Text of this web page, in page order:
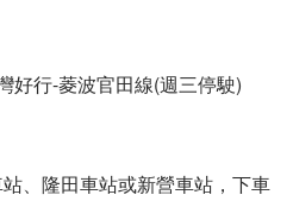
好行-菱波官田線(週三停駛)
、隆田車站或新營車站，下車